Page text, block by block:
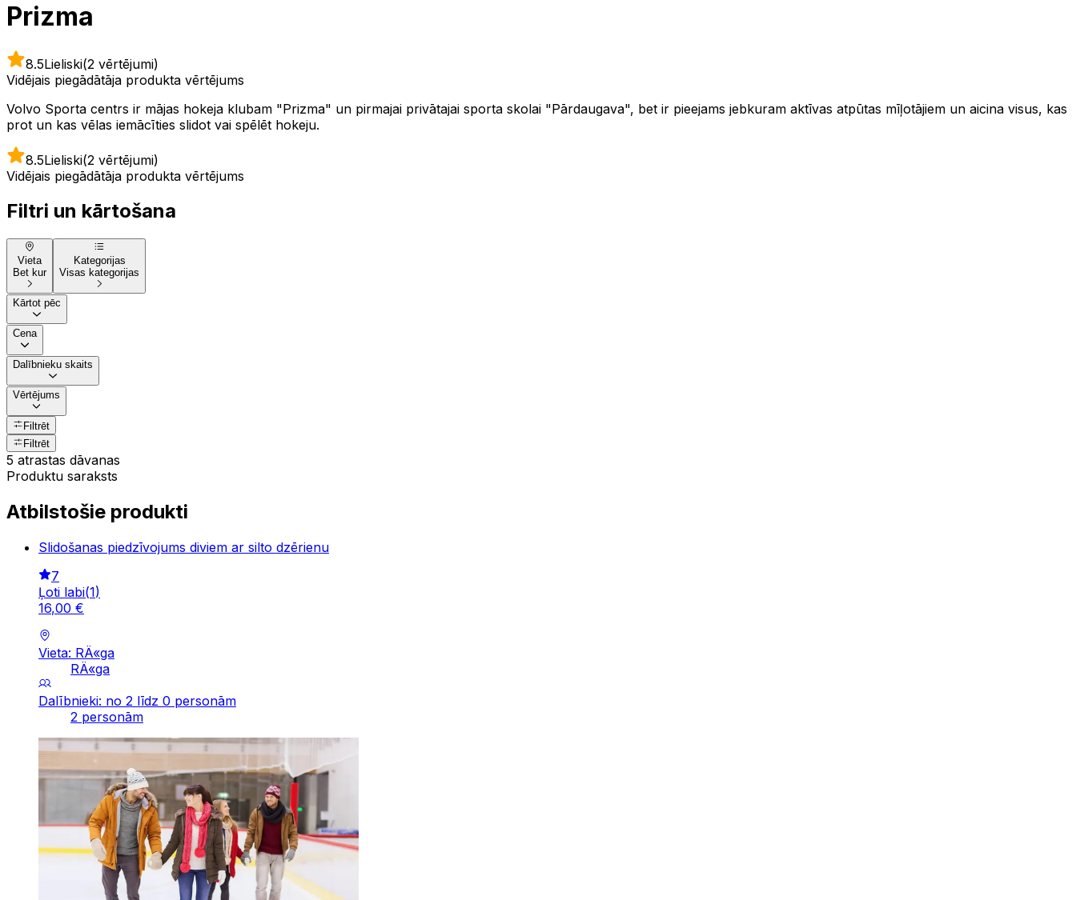
Prizma
8.5Lieliski(2 vērtējumi)
Vidējais piegādātāja produkta vērtējums
Volvo Sporta centrs ir mājas hokeja klubam "Prizma" un pirmajai privātajai sporta skolai "Pārdaugava", bet ir pieejams jebkuram aktīvas atpūtas mīļotājiem un aicina visus, kas
prot un kas vēlas iemācīties slidot vai spēlēt hokeju.
8.5Lieliski(2 vērtējumi)
Vidējais piegādātāja produkta vērtējums
Filtri un kārtošana
Vieta
Bet kur
Kategorijas
Visas kategorijas
Kārtot pēc
Cena
Dalībnieku skaits
Vērtējums
Filtrēt
Filtrēt
5 atrastas dāvanas
Produktu saraksts
Atbilstošie produkti
Slidošanas piedzīvojums diviem ar silto dzērienu
7
Ļoti labi(1)
16,00 €
Vieta: RÄ«ga
RÄ«ga
Dalībnieki: no 2 līdz 0 personām
2 personām